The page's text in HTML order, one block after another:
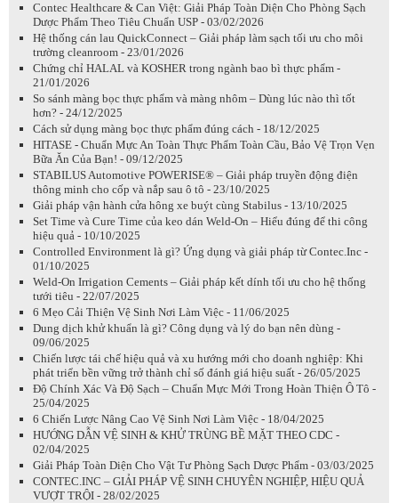
Contec Healthcare & Can Việt: Giải Pháp Toàn Diện Cho Phòng Sạch
Dược Phẩm Theo Tiêu Chuẩn USP - 03/02/2026
Hệ thống cán lau QuickConnect – Giải pháp làm sạch tối ưu cho môi
trường cleanroom - 23/01/2026
Chứng chỉ HALAL và KOSHER trong ngành bao bì thực phẩm -
21/01/2026
So sánh màng bọc thực phẩm và màng nhôm – Dùng lúc nào thì tốt
hơn? - 24/12/2025
Cách sử dụng màng bọc thực phẩm đúng cách - 18/12/2025
HITASE - Chuẩn Mực An Toàn Thực Phẩm Toàn Cầu, Bảo Vệ Trọn Vẹn
Bữa Ăn Của Bạn! - 09/12/2025
STABILUS Automotive POWERISE® – Giải pháp truyền động điện
thông minh cho cốp và nắp sau ô tô - 23/10/2025
Giải pháp vận hành cửa hông xe buýt cùng Stabilus - 13/10/2025
Set Time và Cure Time của keo dán Weld-On – Hiểu đúng để thi công
hiệu quả - 10/10/2025
Controlled Environment là gì? Ứng dụng và giải pháp từ Contec.Inc -
01/10/2025
Weld-On Irrigation Cements – Giải pháp kết dính tối ưu cho hệ thống
tưới tiêu - 22/07/2025
6 Mẹo Cải Thiện Vệ Sinh Nơi Làm Việc - 11/06/2025
Dung dịch khử khuẩn là gì? Công dụng và lý do bạn nên dùng -
09/06/2025
Chiến lược tái chế hiệu quả và xu hướng mới cho doanh nghiệp: Khi
phát triển bền vững trở thành chỉ số đánh giá hiệu suất - 26/05/2025
Độ Chính Xác Và Độ Sạch – Chuẩn Mực Mới Trong Hoàn Thiện Ô Tô -
25/04/2025
6 Chiến Lược Nâng Cao Vệ Sinh Nơi Làm Việc - 18/04/2025
HƯỚNG DẪN VỆ SINH & KHỬ TRÙNG BỀ MẶT THEO CDC -
02/04/2025
Giải Pháp Toàn Diện Cho Vật Tư Phòng Sạch Dược Phẩm - 03/03/2025
CONTEC.INC – GIẢI PHÁP VỆ SINH CHUYÊN NGHIỆP, HIỆU QUẢ
VƯỢT TRỘI - 28/02/2025